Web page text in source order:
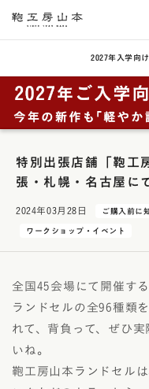
2027年入学向
特別出張店舗「鞄工
張・札幌・名古屋に
2024年03月28日 ご購入前に
ワークショップ・イベント
全国45会場にて開催す
ランドセルの全96種類
れて、背負って、ぜひ
いね。
鞄工房山本ランドセル